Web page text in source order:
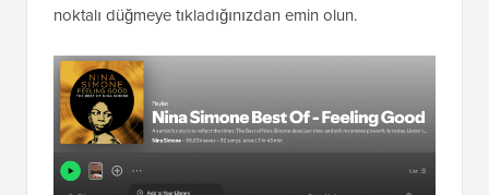
noktalı düğmeye tıkladığınızdan emin olun.